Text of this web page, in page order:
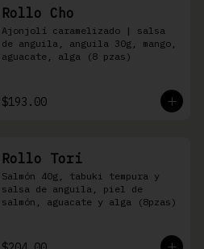
Rollo Cho
Ajonjolí caramelizado | salsa
de anguila, anguila 30g, mango,
aguacate, alga (8 pzas)
$193.00
Rollo Tori
Salmón 40g, tabuki tempura y
salsa de anguila, piel de
salmón, aguacate y alga (8pzas)